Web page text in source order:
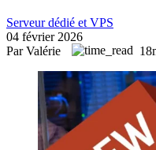
Serveur dédié et VPS
04 février 2026
Par Valérie